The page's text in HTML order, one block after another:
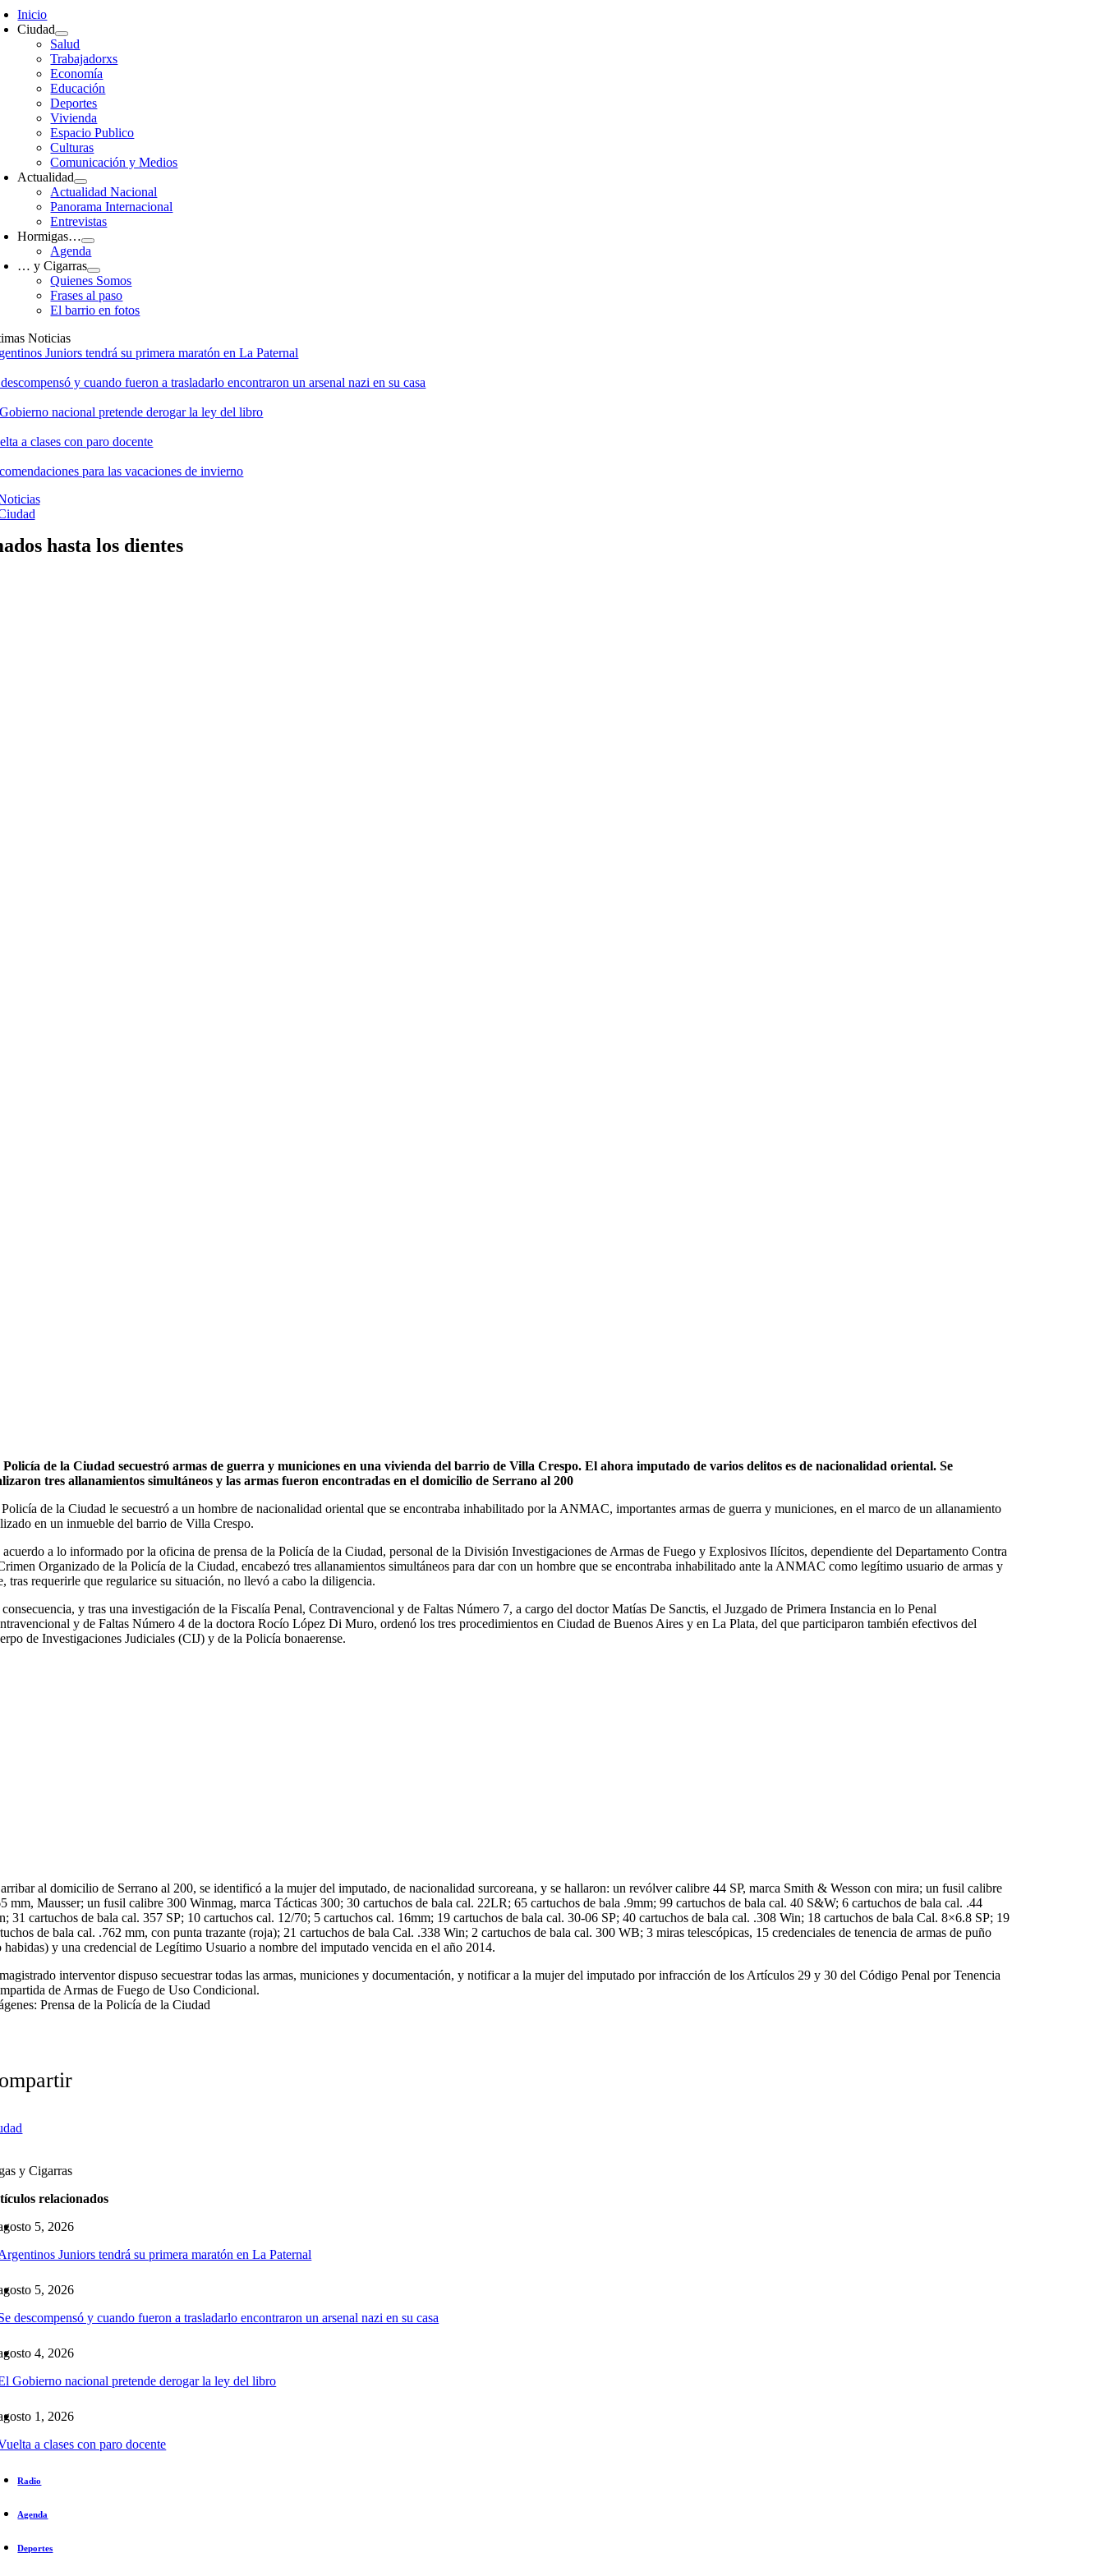
Inicio
Ciudad
Salud
Trabajadorxs
Economía
Educación
Deportes
Vivienda
Espacio Publico
Culturas
Comunicación y Medios
Actualidad
Actualidad Nacional
Panorama Internacional
Entrevistas
Hormigas…
Agenda
… y Cigarras
Quienes Somos
Frases al paso
El barrio en fotos
Noticias
Juniors tendrá su primera maratón en La Paternal
y cuando fueron a trasladarlo encontraron un arsenal nazi en su casa
nacional pretende derogar la ley del libro
a clases con paro docente
para las vacaciones de invierno
hasta los dientes
de la Ciudad secuestró armas de guerra y municiones en una vivienda del barrio de Villa Crespo. El ahora imputado de varios delitos es de nacionalidad oriental. Se
tres allanamientos simultáneos y las armas fueron encontradas en el domicilio de Serrano al 200
de la Ciudad le secuestró a un hombre de nacionalidad oriental que se encontraba inhabilitado por la ANMAC, importantes armas de guerra y municiones, en el marco de un allanamiento
en un inmueble del barrio de Villa Crespo.
acuerdo a lo informado por la oficina de prensa de la Policía de la Ciudad, personal de la División Investigaciones de Armas de Fuego y Explosivos Ilícitos, dependiente del Departamento Contra
Organizado de la Policía de la Ciudad, encabezó tres allanamientos simultáneos para dar con un hombre que se encontraba inhabilitado ante la ANMAC como legítimo usuario de armas y
tras requerirle que regularice su situación, no llevó a cabo la diligencia.
y tras una investigación de la Fiscalía Penal, Contravencional y de Faltas Número 7, a cargo del doctor Matías De Sanctis, el Juzgado de Primera Instancia en lo Penal
y de Faltas Número 4 de la doctora Rocío López Di Muro, ordenó los tres procedimientos en Ciudad de Buenos Aires y en La Plata, del que participaron también efectivos del
de Investigaciones Judiciales (CIJ) y de la Policía bonaerense.
al domicilio de Serrano al 200, se identificó a la mujer del imputado, de nacionalidad surcoreana, y se hallaron: un revólver calibre 44 SP, marca Smith & Wesson con mira; un fusil calibre
mm, Mausser; un fusil calibre 300 Winmag, marca Tácticas 300; 30 cartuchos de bala cal. 22LR; 65 cartuchos de bala .9mm; 99 cartuchos de bala cal. 40 S&W; 6 cartuchos de bala cal. .44
31 cartuchos de bala cal. 357 SP; 10 cartuchos cal. 12/70; 5 cartuchos cal. 16mm; 19 cartuchos de bala cal. 30-06 SP; 40 cartuchos de bala cal. .308 Win; 18 cartuchos de bala Cal. 8×6.8 SP; 19
de bala cal. .762 mm, con punta trazante (roja); 21 cartuchos de bala Cal. .338 Win; 2 cartuchos de bala cal. 300 WB; 3 miras telescópicas, 15 credenciales de tenencia de armas de puño
habidas) y una credencial de Legítimo Usuario a nombre del imputado vencida en el año 2014.
interventor dispuso secuestrar todas las armas, municiones y documentación, y notificar a la mujer del imputado por infracción de los Artículos 29 y 30 del Código Penal por Tenencia
de Armas de Fuego de Uso Condicional.
Prensa de la Policía de la Ciudad
y Cigarras
relacionados
5, 2026
Juniors tendrá su primera maratón en La Paternal
5, 2026
descompensó y cuando fueron a trasladarlo encontraron un arsenal nazi en su casa
4, 2026
Gobierno nacional pretende derogar la ley del libro
1, 2026
a clases con paro docente
Radio
Agenda
Deportes